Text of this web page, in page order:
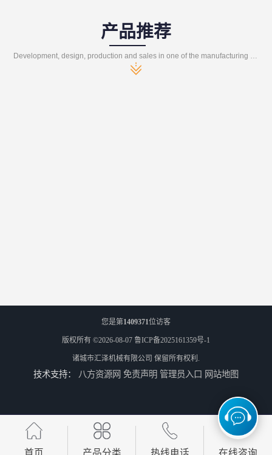
产品推荐
Development, design, production and sales in one of the manufacturing enterprises
您是第1409371位访客
版权所有 ©2026-08-07 鲁ICP备2025161359号-1
诸城市汇泽机械有限公司 保留所有权利.
技术支持： 八方资源网 免责声明 管理员入口 网站地图
首页 产品分类 热线电话 在线咨询